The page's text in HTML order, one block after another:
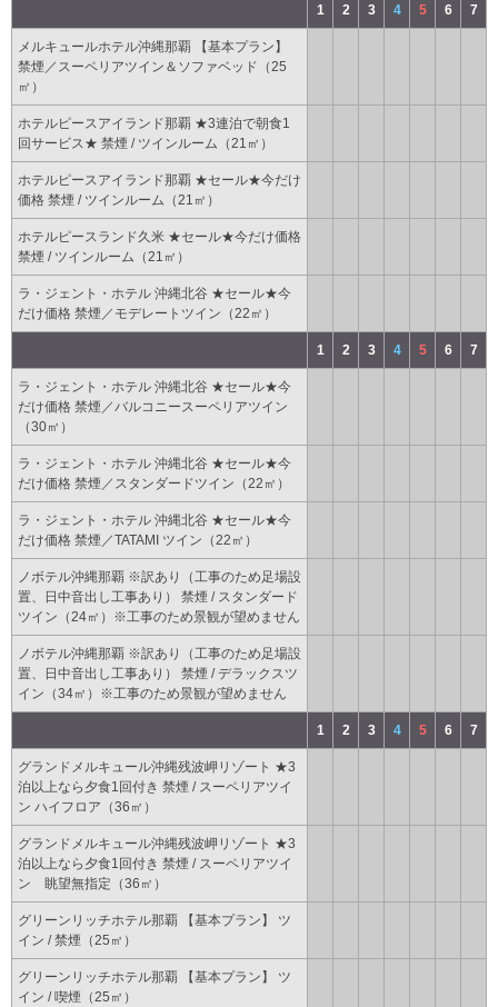
1 2 3 4 5 6 7
メルキュールホテル沖縄那覇 【基本プラン】
禁煙／スーペリアツイン＆ソファベッド（25
㎡）
ホテルピースアイランド那覇 ★3連泊で朝食1
回サービス★ 禁煙 / ツインルーム（21㎡）
ホテルピースアイランド那覇 ★セール★今だけ
価格 禁煙 / ツインルーム（21㎡）
ホテルピースランド久米 ★セール★今だけ価格
禁煙 / ツインルーム（21㎡）
ラ・ジェント・ホテル 沖縄北谷 ★セール★今
だけ価格 禁煙／モデレートツイン（22㎡）
1 2 3 4 5 6 7
ラ・ジェント・ホテル 沖縄北谷 ★セール★今
だけ価格 禁煙／バルコニースーペリアツイン
（30㎡）
ラ・ジェント・ホテル 沖縄北谷 ★セール★今
だけ価格 禁煙／スタンダードツイン（22㎡）
ラ・ジェント・ホテル 沖縄北谷 ★セール★今
だけ価格 禁煙／TATAMI ツイン（22㎡）
ノボテル沖縄那覇 ※訳あり（工事のため足場設
置、日中音出し工事あり） 禁煙 / スタンダード
ツイン（24㎡）※工事のため景観が望めません
ノボテル沖縄那覇 ※訳あり（工事のため足場設
置、日中音出し工事あり） 禁煙 / デラックスツ
イン（34㎡）※工事のため景観が望めません
1 2 3 4 5 6 7
グランドメルキュール沖縄残波岬リゾート ★3
泊以上なら夕食1回付き 禁煙 / スーペリアツイ
ン ハイフロア（36㎡）
グランドメルキュール沖縄残波岬リゾート ★3
泊以上なら夕食1回付き 禁煙 / スーペリアツイ
ン 眺望無指定（36㎡）
グリーンリッチホテル那覇 【基本プラン】 ツ
イン / 禁煙（25㎡）
グリーンリッチホテル那覇 【基本プラン】 ツ
イン / 喫煙（25㎡）